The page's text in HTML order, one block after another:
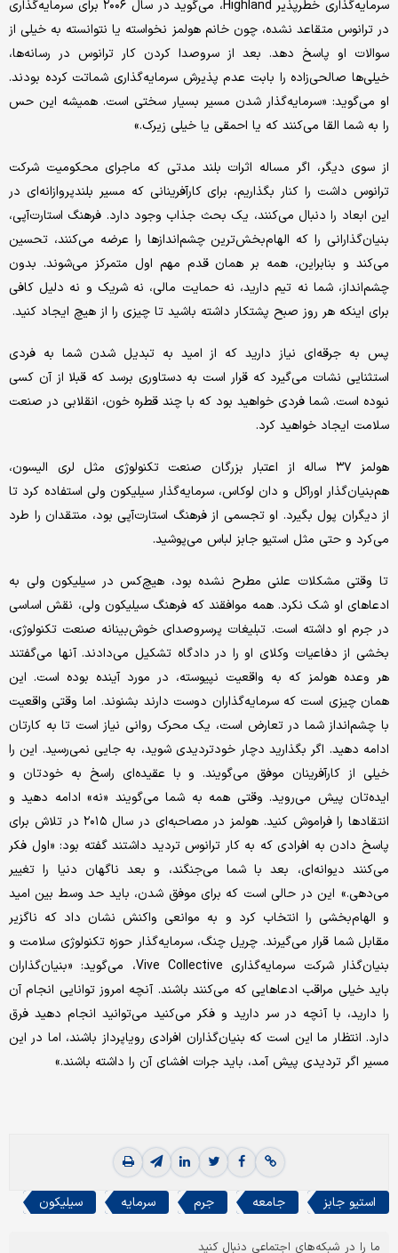
سرمایه‌گذاری خطرپذیر Highland، می‌گوید در سال ۲۰۰۶ برای سرمایه‌گذاری
در ترانوس متقاعد نشده، چون خانم هولمز نخواسته یا نتوانسته به خیلی از
سوالات او پاسخ دهد. بعد از سروصدا کردن کار ترانوس در رسانه‌ها،
خیلی‌ها صالحی‌زاده را بابت عدم پذیرش سرمایه‌گذاری شماتت کرده بودند.
او می‌گوید: «سرمایه‌گذار شدن مسیر بسیار سختی است. همیشه این حس
را به شما القا می‌کنند که یا احمقی یا خیلی زیرک.»
از سوی دیگر، اگر مساله اثرات بلند مدتی که ماجرای محکومیت شرکت
ترانوس داشت را کنار بگذاریم، برای کارآفرینانی که مسیر بلندپروازانه‌ای در
این ابعاد را دنبال می‌کنند، یک بحث جذاب وجود دارد. فرهنگ استارت‌آپی،
بنیان‌گذارانی را که الهام‌بخش‌ترین چشم‌اندازها را عرضه می‌کنند، تحسین
می‌کند و بنابراین، همه بر همان قدم مهم اول متمرکز می‌شوند. بدون
چشم‌انداز، شما نه تیم دارید، نه حمایت مالی، نه شریک و نه دلیل کافی
برای اینکه هر روز صبح پشتکار داشته باشید تا چیزی را از هیچ ایجاد کنید.
پس به جرقه‌ای نیاز دارید که از امید به تبدیل شدن شما به فردی
استثنایی نشات می‌گیرد که قرار است به دستاوری برسد که قبلا از آن کسی
نبوده است. شما فردی خواهید بود که با چند قطره خون، انقلابی در صنعت
سلامت ایجاد خواهید کرد.
هولمز ۳۷ ساله از اعتبار بزرگان صنعت تکنولوژی مثل لری الیسون،
هم‌بنیان‌گذار اوراکل و دان لوکاس، سرمایه‌گذار سیلیکون ولی استفاده کرد تا
از دیگران پول بگیرد. او تجسمی از فرهنگ استارت‌آپی بود، منتقدان را طرد
می‌کرد و حتی مثل استیو جابز لباس می‌پوشید.
تا وقتی مشکلات علنی مطرح نشده بود، هیچ‌کس در سیلیکون ولی به
ادعاهای او شک نکرد. همه موافقند که فرهنگ سیلیکون ولی، نقش اساسی
در جرم او داشته است. تبلیغات پرسروصدای خوش‌بینانه صنعت تکنولوژی،
بخشی از دفاعیات وکلای او را در دادگاه تشکیل می‌دادند. آنها می‌گفتند
هر وعده‌ هولمز که به واقعیت نپیوسته، در مورد آینده بوده است. این
همان چیزی است که سرمایه‌گذاران دوست دارند بشنوند. اما وقتی واقعیت
با چشم‌انداز شما در تعارض است، یک محرک روانی نیاز است تا به کارتان
ادامه دهید. اگر بگذارید دچار خودتردیدی شوید، به جایی نمی‌رسید. این را
خیلی از کارآفرینان موفق می‌گویند. و با عقیده‌ای راسخ به خودتان و
ایده‌تان پیش می‌روید. وقتی همه به شما می‌گویند «نه» ادامه دهید و
انتقادها را فراموش کنید. هولمز در مصاحبه‌ای در سال ۲۰۱۵ در تلاش برای
پاسخ دادن به افرادی که به کار ترانوس تردید داشتند گفته بود: «اول فکر
می‌کنند دیوانه‌ای، بعد با شما می‌جنگند، و بعد ناگهان دنیا را تغییر
می‌دهی.» این در حالی است که برای موفق شدن، باید حد وسط بین امید
و الهام‌بخشی را انتخاب کرد و به موانعی واکنش نشان داد که ناگزیر
مقابل شما قرار می‌گیرند. چریل چنگ، سرمایه‌گذار حوزه تکنولوژی سلامت و
بنیان‌گذار شرکت سرمایه‌گذاری Vive Collective، می‌گوید: «بنیان‌گذاران
باید خیلی مراقب ادعاهایی که می‌کنند باشند. آنچه امروز توانایی انجام آن
را دارید، با آنچه در سر دارید و فکر می‌کنید می‌توانید انجام دهید فرق
دارد. انتظار ما این است که بنیان‌گذاران افرادی رویاپرداز باشند، اما در این
مسیر اگر تردیدی پیش آمد، باید جرات افشای آن را داشته باشند.»
استیو جابز جامعه جرم سرمایه سیلیکون
ما را در شبکه‌های اجتماعی دنبال کنید